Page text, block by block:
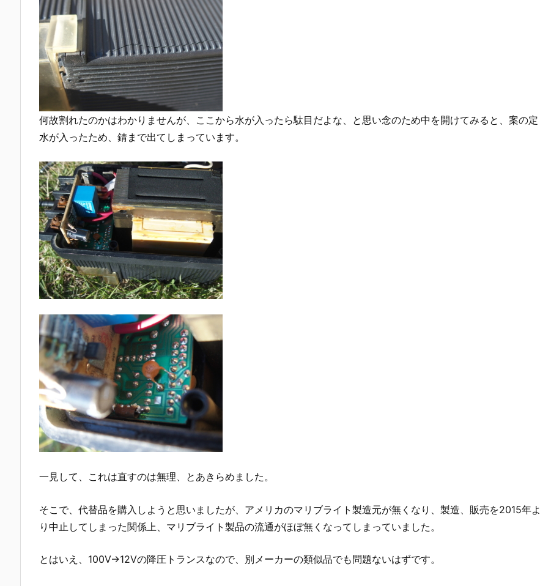
何故割れたのかはわかりませんが、ここから水が入ったら駄目だよな、と思い念のため中を開けてみると、案の定
水が入ったため、錆まで出てしまっています。
一見して、これは直すのは無理、とあきらめました。
そこで、代替品を購入しようと思いましたが、アメリカのマリブライト製造元が無くなり、製造、販売を2015年よ
り中止してしまった関係上、マリブライト製品の流通がほぼ無くなってしまっていました。
とはいえ、100V→12Vの降圧トランスなので、別メーカーの類似品でも問題ないはずです。